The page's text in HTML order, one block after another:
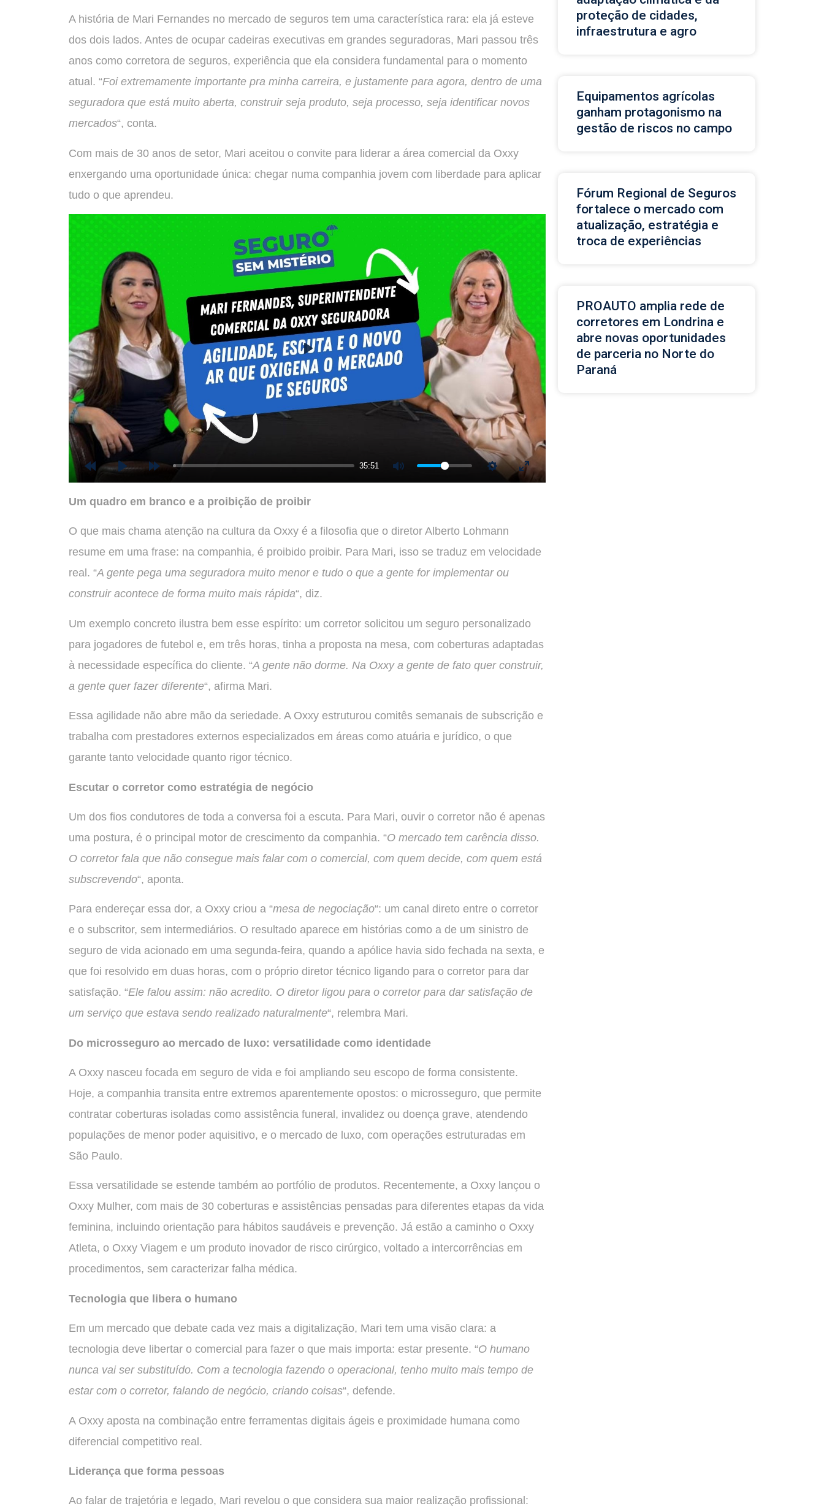
A história de Mari Fernandes no mercado de seguros tem uma característica rara: ela já esteve
dos dois lados. Antes de ocupar cadeiras executivas em grandes seguradoras, Mari passou três
anos como corretora de seguros, experiência que ela considera fundamental para o momento
atual. “Foi extremamente importante pra minha carreira, e justamente para agora, dentro de uma
seguradora que está muito aberta, construir seja produto, seja processo, seja identificar novos
mercados“, conta.
Com mais de 30 anos de setor, Mari aceitou o convite para liderar a área comercial da Oxxy
enxergando uma oportunidade única: chegar numa companhia jovem com liberdade para aplicar
tudo o que aprendeu.
Rewind 10s
Play Forward 10s
35:51
Mute SettingsEnter fullscreen
Play
Um quadro em branco e a proibição de proibir
O que mais chama atenção na cultura da Oxxy é a filosofia que o diretor Alberto Lohmann
resume em uma frase: na companhia, é proibido proibir. Para Mari, isso se traduz em velocidade
real. “A gente pega uma seguradora muito menor e tudo o que a gente for implementar ou
construir acontece de forma muito mais rápida“, diz.
Um exemplo concreto ilustra bem esse espírito: um corretor solicitou um seguro personalizado
para jogadores de futebol e, em três horas, tinha a proposta na mesa, com coberturas adaptadas
à necessidade específica do cliente. “A gente não dorme. Na Oxxy a gente de fato quer construir,
a gente quer fazer diferente“, afirma Mari.
Essa agilidade não abre mão da seriedade. A Oxxy estruturou comitês semanais de subscrição e
trabalha com prestadores externos especializados em áreas como atuária e jurídico, o que
garante tanto velocidade quanto rigor técnico.
Escutar o corretor como estratégia de negócio
Um dos fios condutores de toda a conversa foi a escuta. Para Mari, ouvir o corretor não é apenas
uma postura, é o principal motor de crescimento da companhia. “O mercado tem carência disso.
O corretor fala que não consegue mais falar com o comercial, com quem decide, com quem está
subscrevendo“, aponta.
Para endereçar essa dor, a Oxxy criou a “mesa de negociação“: um canal direto entre o corretor
e o subscritor, sem intermediários. O resultado aparece em histórias como a de um sinistro de
seguro de vida acionado em uma segunda-feira, quando a apólice havia sido fechada na sexta, e
que foi resolvido em duas horas, com o próprio diretor técnico ligando para o corretor para dar
satisfação. “Ele falou assim: não acredito. O diretor ligou para o corretor para dar satisfação de
um serviço que estava sendo realizado naturalmente“, relembra Mari.
Do microsseguro ao mercado de luxo: versatilidade como identidade
A Oxxy nasceu focada em seguro de vida e foi ampliando seu escopo de forma consistente.
Hoje, a companhia transita entre extremos aparentemente opostos: o microsseguro, que permite
contratar coberturas isoladas como assistência funeral, invalidez ou doença grave, atendendo
populações de menor poder aquisitivo, e o mercado de luxo, com operações estruturadas em
São Paulo.
Essa versatilidade se estende também ao portfólio de produtos. Recentemente, a Oxxy lançou o
Oxxy Mulher, com mais de 30 coberturas e assistências pensadas para diferentes etapas da vida
feminina, incluindo orientação para hábitos saudáveis e prevenção. Já estão a caminho o Oxxy
Atleta, o Oxxy Viagem e um produto inovador de risco cirúrgico, voltado a intercorrências em
procedimentos, sem caracterizar falha médica.
Tecnologia que libera o humano
Em um mercado que debate cada vez mais a digitalização, Mari tem uma visão clara: a
tecnologia deve libertar o comercial para fazer o que mais importa: estar presente. “O humano
nunca vai ser substituído. Com a tecnologia fazendo o operacional, tenho muito mais tempo de
estar com o corretor, falando de negócio, criando coisas“, defende.
A Oxxy aposta na combinação entre ferramentas digitais ágeis e proximidade humana como
diferencial competitivo real.
Liderança que forma pessoas
Ao falar de trajetória e legado, Mari revelou o que considera sua maior realização profissional:
proteção de cidades,
infraestrutura e agro
Equipamentos agrícolas
ganham protagonismo na
gestão de riscos no campo
Fórum Regional de Seguros
fortalece o mercado com
atualização, estratégia e
troca de experiências
PROAUTO amplia rede de
corretores em Londrina e
abre novas oportunidades
de parceria no Norte do
Paraná